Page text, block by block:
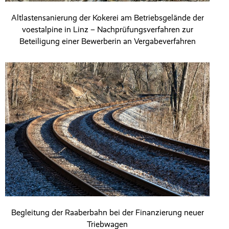
Altlastensanierung der Kokerei am Betriebsgelände der
voestalpine in Linz – Nachprüfungsverfahren zur
Beteiligung einer Bewerberin an Vergabeverfahren
Begleitung der Raaberbahn bei der Finanzierung neuer
Triebwagen